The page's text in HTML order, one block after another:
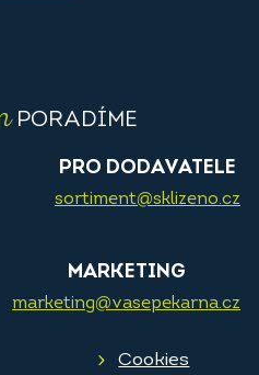
PORADÍME
PRO DODAVATELE
sortiment@sklizeno.cz
MARKETING
marketing@vasepekarna.cz
Cookies